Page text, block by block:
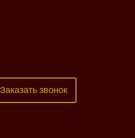
Заказать звонок